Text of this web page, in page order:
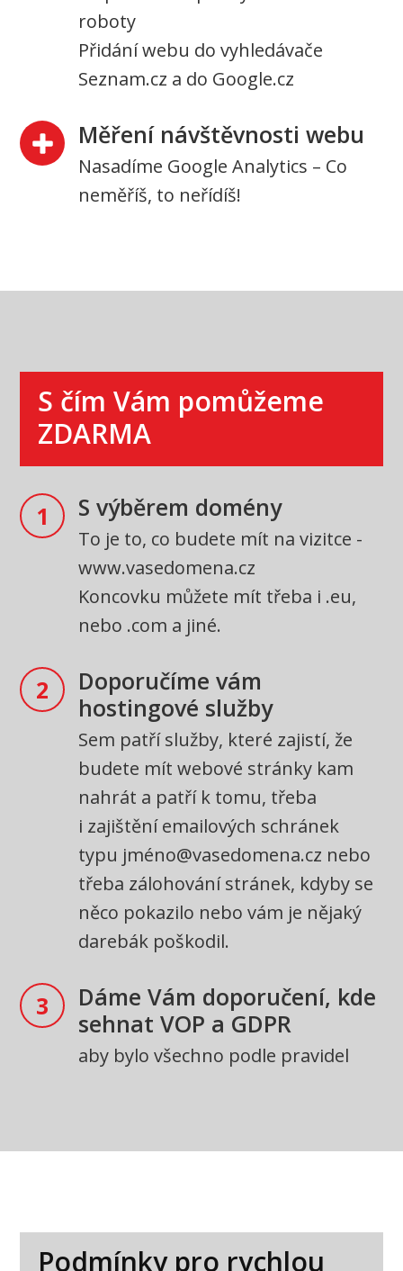
roboty
Přidání webu do vyhledávače
Seznam.cz a do Google.cz
Měření návštěvnosti webu
Nasadíme Google Analytics – Co
neměříš, to neřídíš!
S čím Vám pomůžeme
ZDARMA
1 S výběrem domény
To je to, co budete mít na vizitce -
www.vasedomena.cz
Koncovku můžete mít třeba i .eu,
nebo .com a jiné.
2
Doporučíme vám
hostingové služby
Sem patří služby, které zajistí, že
budete mít webové stránky kam
nahrát a patří k tomu, třeba
i zajištění emailových schránek
typu jméno@vasedomena.cz nebo
třeba zálohování stránek, kdyby se
něco pokazilo nebo vám je nějaký
darebák poškodil.
3
Dáme Vám doporučení, kde
sehnat VOP a GDPR
aby bylo všechno podle pravidel
Podmínky pro rychlou